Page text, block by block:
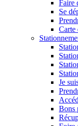
Faire
Se
Carte
Je
Bons